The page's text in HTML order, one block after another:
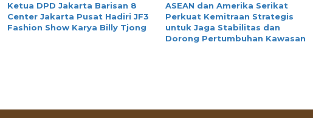
Ketua DPD Jakarta Barisan 8
Center Jakarta Pusat Hadiri JF3
Fashion Show Karya Billy Tjong
ASEAN dan Amerika Serikat
Perkuat Kemitraan Strategis
untuk Jaga Stabilitas dan
Dorong Pertumbuhan Kawasan